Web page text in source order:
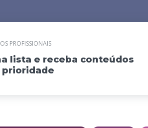
PROFISSIONAIS
lista e receba conteúdos
prioridade